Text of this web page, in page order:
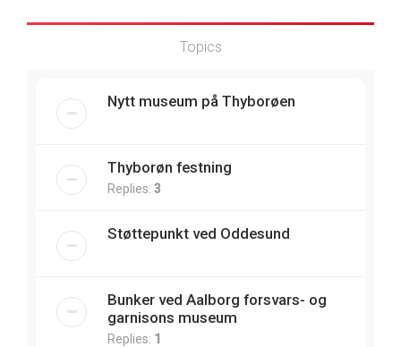
Topics
Nytt museum på Thyborøen
Thyborøn festning
Replies: 3
Støttepunkt ved Oddesund
Bunker ved Aalborg forsvars- og
garnisons museum
Replies: 1